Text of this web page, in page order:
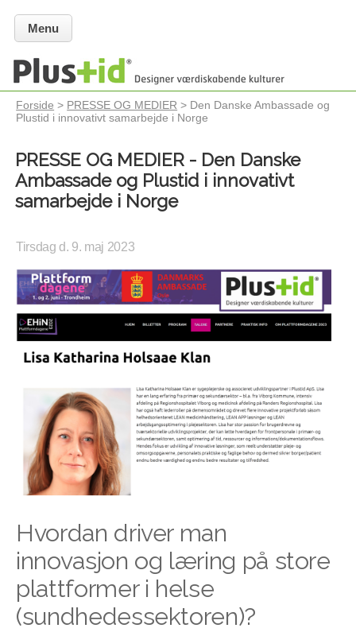
Menu
Forside > PRESSE OG MEDIER > Den Danske Ambassade og
Plustid i innovativt samarbejde i Norge
PRESSE OG MEDIER - Den Danske
Ambassade og Plustid i innovativt
samarbejde i Norge
Tirsdag d. 9. maj 2023
Hvordan driver man
innovasjon og læring på store
plattformer i helse
(sundhedessektoren)?